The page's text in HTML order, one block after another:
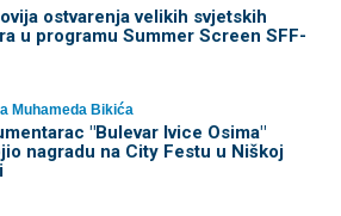
ostvarenja velikih svjetskih
u programu Summer Screen SFF-
Muhameda Bikića
"Bulevar Ivice Osima"
nagradu na City Festu u Niškoj